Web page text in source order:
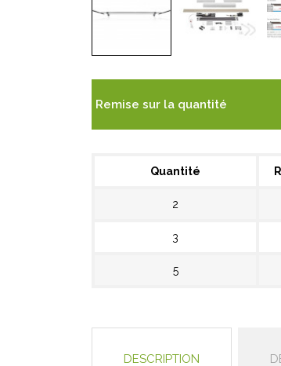
Remise sur la quantité
Quantité
2
3
5
DESCRIPTION